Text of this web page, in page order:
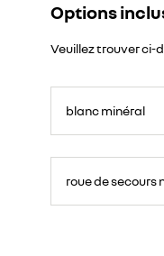
Options
Veuillez trouver ci-
blanc minéral
roue de secours